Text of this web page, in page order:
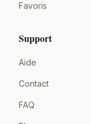
Favoris
Support
Aide
Contact
FAQ